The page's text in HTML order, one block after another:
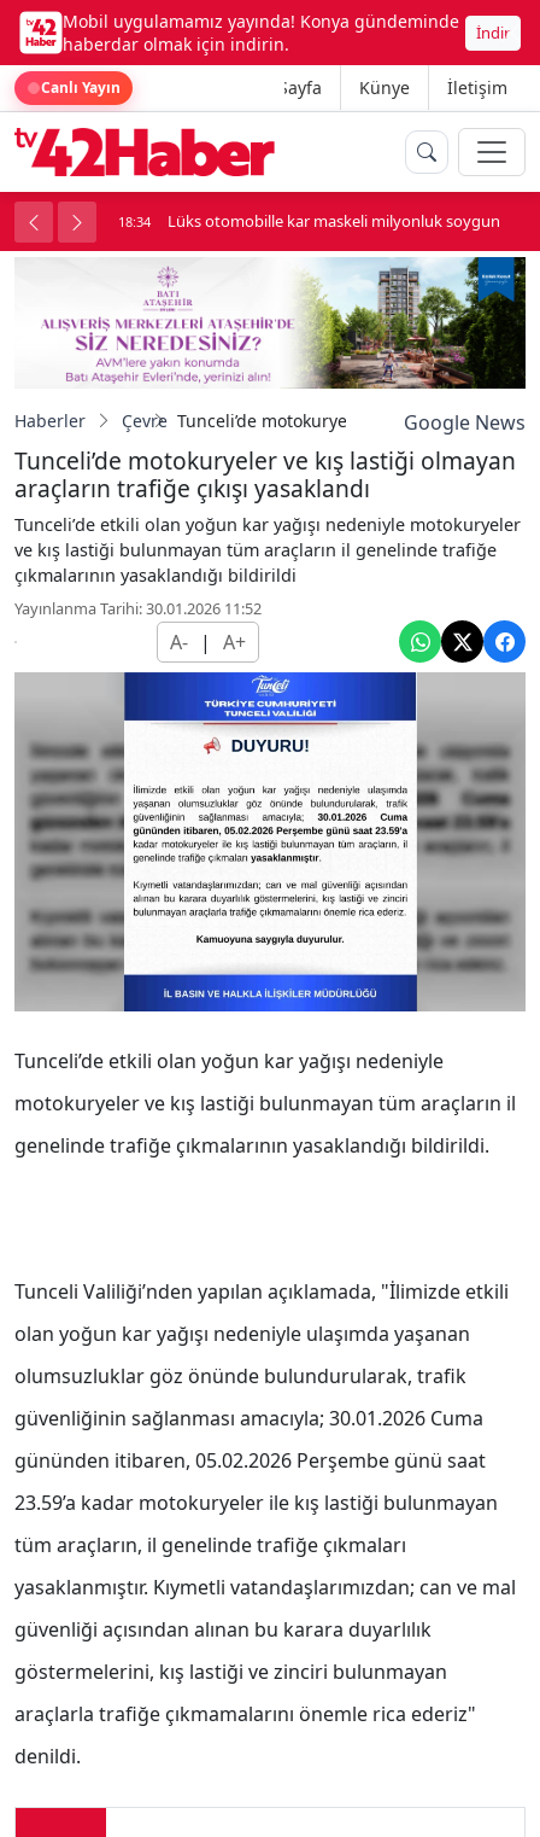
Mobil uygulamamız yayında! Konya gündeminde
haberdar olmak için indirin.
İndir
Canlı Yayın Ana Sayfa Künye İletişim
kavga çıktı 18:34 Lüks otomobille kar maskeli milyonluk soygun
Haberler Çevre Tunceli’de motokuryeler ve kış lastiği
Google News
Tunceli’de motokuryeler ve kış lastiği olmayan
araçların trafiğe çıkışı yasaklandı
Tunceli’de etkili olan yoğun kar yağışı nedeniyle motokuryeler
ve kış lastiği bulunmayan tüm araçların il genelinde trafiğe
çıkmalarının yasaklandığı bildirildi
Yayınlanma Tarihi: 30.01.2026 11:52
A- | A+
Tunceli’de etkili olan yoğun kar yağışı nedeniyle
motokuryeler ve kış lastiği bulunmayan tüm araçların il
genelinde trafiğe çıkmalarının yasaklandığı bildirildi.
Tunceli Valiliği’nden yapılan açıklamada, "İlimizde etkili
olan yoğun kar yağışı nedeniyle ulaşımda yaşanan
olumsuzluklar göz önünde bulundurularak, trafik
güvenliğinin sağlanması amacıyla; 30.01.2026 Cuma
gününden itibaren, 05.02.2026 Perşembe günü saat
23.59’a kadar motokuryeler ile kış lastiği bulunmayan
tüm araçların, il genelinde trafiğe çıkmaları
yasaklanmıştır. Kıymetli vatandaşlarımızdan; can ve mal
güvenliği açısından alınan bu karara duyarlılık
göstermelerini, kış lastiği ve zinciri bulunmayan
araçlarla trafiğe çıkmamalarını önemle rica ederiz"
denildi.